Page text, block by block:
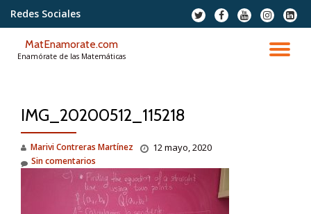
contenido
Redes Sociales
fa-
twitter
fa-
facebook
fa-
youtube
fa-
instagram
fa-
MatEnamorate.com
Enamórate de las Matemáticas
IMG_20200512_115218
Marivi Contreras Martínez 12 mayo, 2020
Sin comentarios